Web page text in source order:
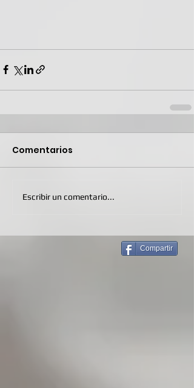
Comentarios
Escribir un comentario...
Compartir